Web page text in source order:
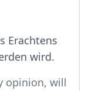
Erachtens
wird.
opinion, will